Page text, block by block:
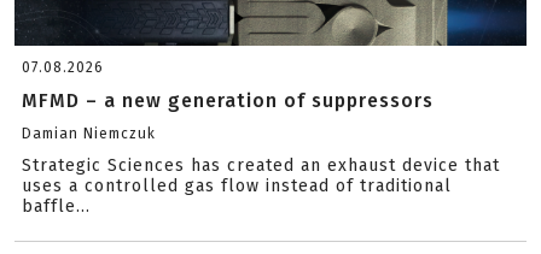
07.08.2026
MFMD – a new generation of suppressors
Damian Niemczuk
Strategic Sciences has created an exhaust device that
uses a controlled gas flow instead of traditional
baffle...